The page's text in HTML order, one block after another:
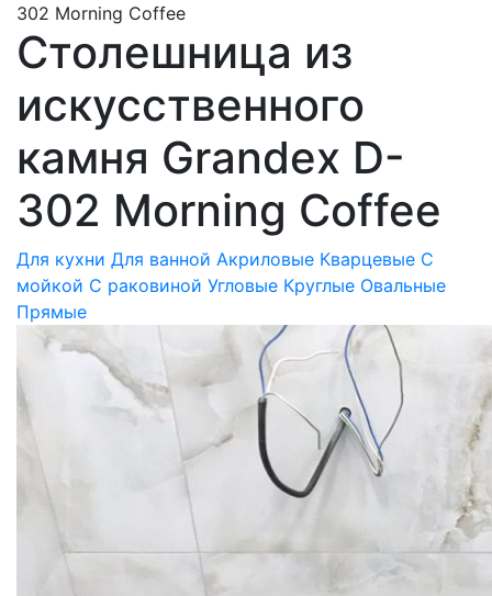
302 Morning Coffee
Столешница из
искусственного
камня Grandex D-
302 Morning Coffee
Для кухни Для ванной Акриловые Кварцевые С
мойкой С раковиной Угловые Круглые Овальные
Прямые